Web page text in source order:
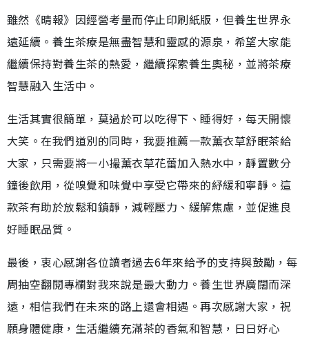
雖然《晴報》因經營考量而停止印刷紙版，但養生世界永
遠延續。養生茶療是無盡智慧和靈感的源泉，希望大家能
繼續保持對養生茶的熱愛，繼續探索養生奧秘，並將茶療
智慧融入生活中。
生活其實很簡單，莫過於可以吃得下、睡得好，每天開懷
大笑。在我們道別的同時，我要推薦一款薰衣草舒眠茶給
大家，只需要將一小撮薰衣草花蕾加入熱水中，靜置數分
鐘後飲用，從嗅覺和味覺中享受它帶來的紓緩和寧靜。這
款茶有助於放鬆和鎮靜，減輕壓力、緩解焦慮，並促進良
好睡眠品質。
最後，衷心感謝各位讀者過去6年來給予的支持與鼓勵，每
周抽空翻閱專欄對我來說是最大動力。養生世界廣闊而深
遠，相信我們在未來的路上還會相遇。再次感謝大家，祝
願身體健康，生活繼續充滿茶的香氣和智慧，日日好心